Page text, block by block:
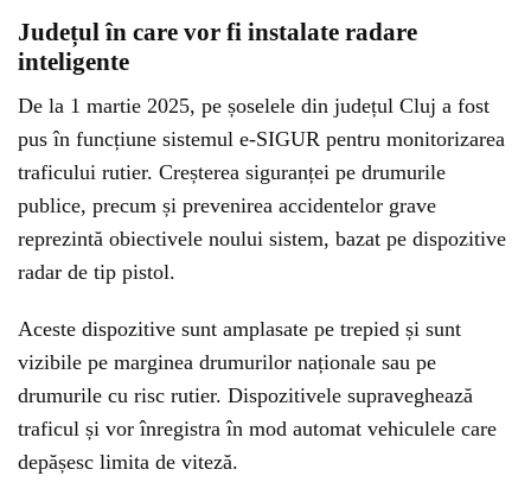
Județul în care vor fi instalate radare
inteligente
De la 1 martie 2025, pe șoselele din județul Cluj a fost
pus în funcțiune sistemul e-SIGUR pentru monitorizarea
traficului rutier. Creșterea siguranței pe drumurile
publice, precum și prevenirea accidentelor grave
reprezintă obiectivele noului sistem, bazat pe dispozitive
radar de tip pistol.
Aceste dispozitive sunt amplasate pe trepied și sunt
vizibile pe marginea drumurilor naționale sau pe
drumurile cu risc rutier. Dispozitivele supraveghează
traficul și vor înregistra în mod automat vehiculele care
depășesc limita de viteză.